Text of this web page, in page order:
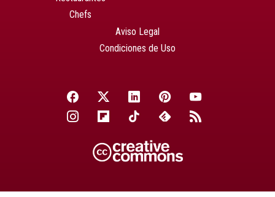
Chefs
Aviso Legal
Condiciones de Uso